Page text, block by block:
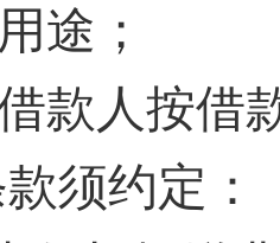
途 ；
款人按借
须约定：